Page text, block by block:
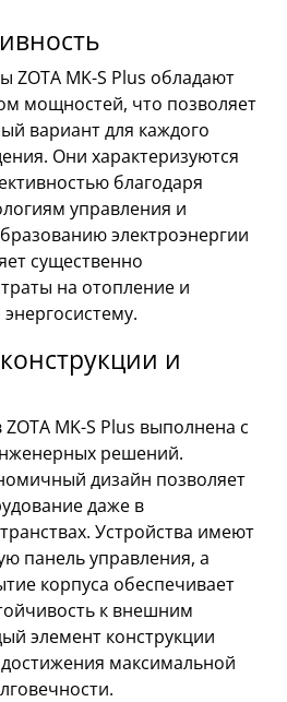
ZOTA MK-S Plus обладают
мощностей, что позволяет
вариант для каждого
Они характеризуются
благодаря
управления и
электроэнергии
существенно
на отопление и
энергосистему.
и
MK-S Plus выполнена с
решений.
дизайн позволяет
даже в
Устройства имеют
панель управления, а
корпуса обеспечивает
к внешним
элемент конструкции
максимальной